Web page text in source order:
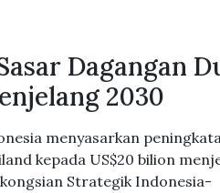
Dagangan
2030
menyasarkan
kepada US$20 bilion
Strategik Indonesia-